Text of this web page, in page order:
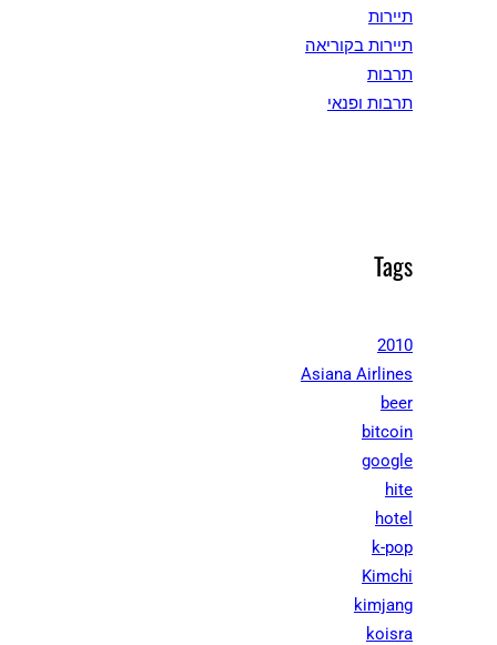
תיירות
תיירות בקוריאה
תרבות
תרבות ופנאי
Tags
2010
Asiana Airlines
beer
bitcoin
google
hite
hotel
k-pop
Kimchi
kimjang
koisra